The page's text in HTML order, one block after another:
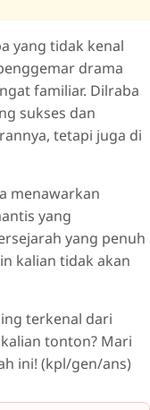
yang tidak kenal
drama
familiar. Dilraba
sukses dan
tetapi juga di
menawarkan
yang
yang penuh
kalian tidak akan
terkenal dari
tonton? Mari
ini! (kpl/gen/ans)